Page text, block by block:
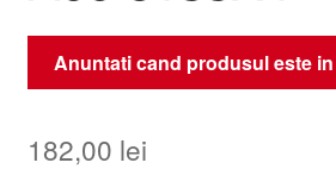
Anuntati cand produsul este
182,00 lei